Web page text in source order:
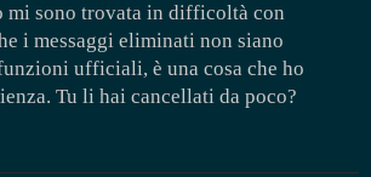
mi sono trovata in difficoltà con
i messaggi eliminati non siano
ufficiali, è una cosa che ho
Tu li hai cancellati da poco?